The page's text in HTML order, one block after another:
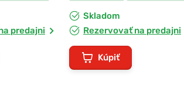
predajni
Skladom
Rezervovať na predajni
Kúpiť